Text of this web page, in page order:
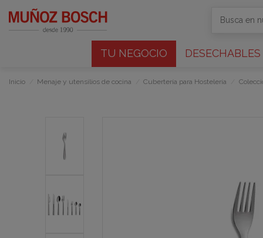
TU NEGOCIO DESECHABLES
Inicio Menaje y utensilios de cocina Cubertería para Hostelería